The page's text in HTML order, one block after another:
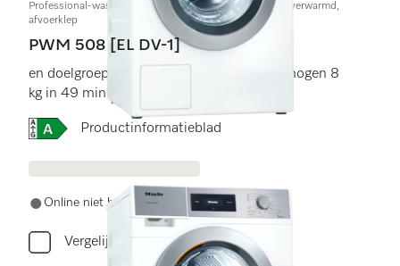
Professional-wasmachine, Kleine Geweldenaars, elektr. verwarmd,
afvoerklep
PWM 508 [EL DV-1]
en doelgroepspecifieke programma's. Vermogen 8
kg in 49 min .
Online Label Flag, Energielabel
Productinformatieblad
Online niet beschikbaar
Vergelijken